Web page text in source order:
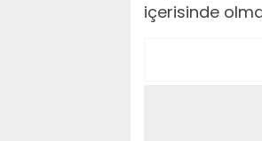
içerisinde